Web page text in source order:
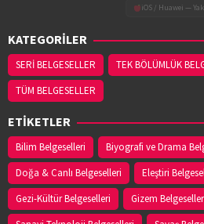
iOS / Huawei —
KATEGORİLER
SERİ BELGESELLER
TEK BÖLÜMLÜK
TÜM BELGESELLER
ETİKETLER
Bilim Belgeselleri Biyografi ve Drama
Doğa & Canlı Belgeselleri
Eleştiri
Gezi-Kültür Belgeselleri
Gizem